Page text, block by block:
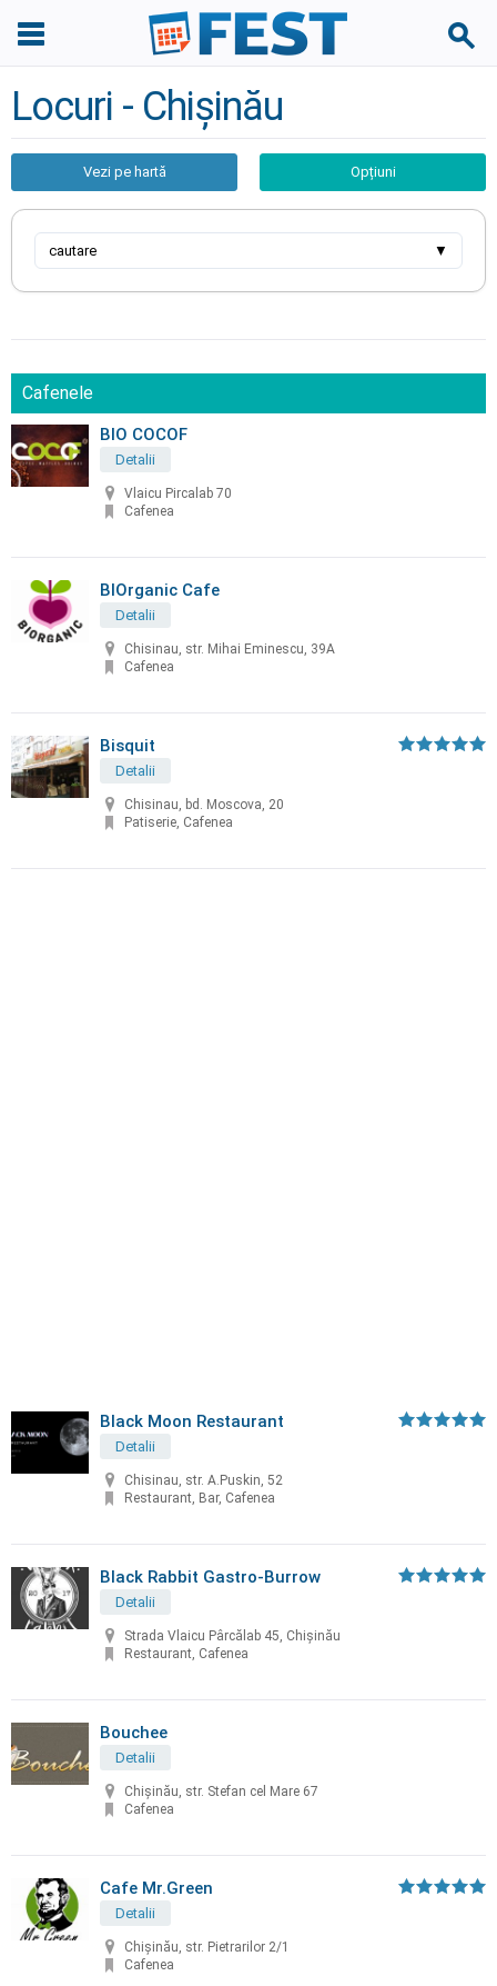
Locuri - Chișinău
Vezi pe hartă Opțiuni
cautare ▼
Cafenele
BIO COCOF
Detalii
Vlaicu Pircalab 70
Cafenea
BIOrganic Cafe
Detalii
Chisinau, str. Mihai Eminescu, 39A
Cafenea
Bisquit
Detalii
Chisinau, bd. Moscova, 20
Patiserie, Cafenea
Black Moon Restaurant
Detalii
Chisinau, str. A.Puskin, 52
Restaurant, Bar, Cafenea
Black Rabbit Gastro-Burrow
Detalii
Strada Vlaicu Pârcălab 45, Chișinău
Restaurant, Cafenea
Bouchee
Detalii
Chişinău, str. Stefan cel Mare 67
Cafenea
Cafe Mr.Green
Detalii
Chișinău, str. Pietrarilor 2/1
Cafenea